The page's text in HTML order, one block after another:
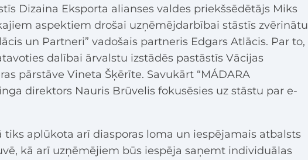
Dizaina Eksporta alianses valdes priekšsēdētājs Miks
aspektiem drošai uzņēmējdarbībai stāstīs zvērinātu
un Partneri” vadošais partneris Edgars Atlācis. Par to,
dalībai ārvalstu izstādēs pastāstīs Vācijas
pārstāve Vineta Šķērīte. Savukārt “MÁDARA
direktors Nauris Brūvelis fokusēsies uz stāstu par e-
tiks aplūkota arī diasporas loma un iespējamais atbalsts
kā arī uzņēmējiem būs iespēja saņemt individuālas